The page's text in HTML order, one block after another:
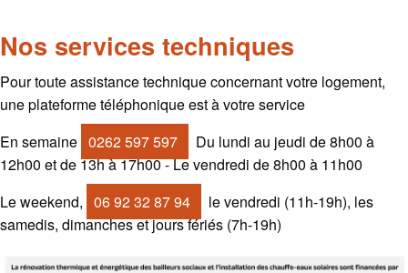
Nos services techniques
Pour toute assistance technique concernant votre logement,
une plateforme téléphonique est à votre service
En semaine 0262 597 597
Du lundi au jeudi de 8h00 à
12h00 et de 13h à 17h00 - Le vendredi de 8h00 à 11h00
Le weekend, 06 92 32 87 94
le vendredi (11h-19h), les
samedis, dimanches et jours fériés (7h-19h)